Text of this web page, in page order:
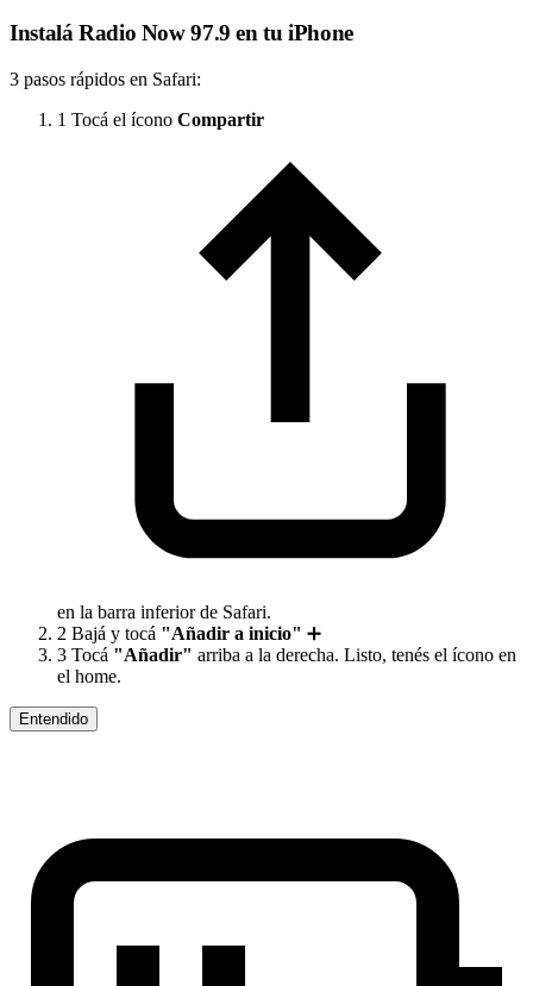
Instalá Radio Now 97.9 en tu iPhone
3 pasos rápidos en Safari:
1 Tocá el ícono Compartir
en la barra inferior de Safari.
2 Bajá y tocá "Añadir a inicio" ➕
3 Tocá "Añadir" arriba a la derecha. Listo, tenés el ícono en
el home.
Entendido